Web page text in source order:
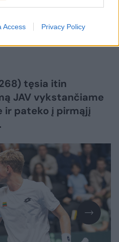
Access Privacy Policy
tęsia itin
JAV vykstančiame
ir pateko į pirmąjį